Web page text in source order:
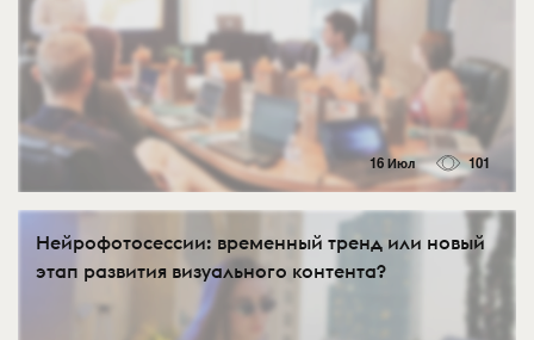
16 Июл 101
Нейрофотосессии: временный тренд или новый
этап развития визуального контента?